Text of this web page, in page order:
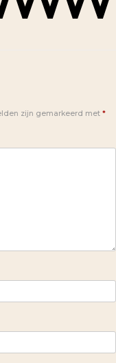
zijn gemarkeerd met *